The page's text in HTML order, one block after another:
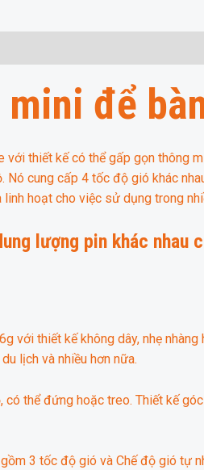
để
thiết kế có thể gấp gọn thông
cung cấp 4 tốc độ gió khác
hoạt cho việc sử dụng trong
lượng pin khác nhau
với thiết kế không dây, nhẹ
lịch và nhiều hơn nữa.
thể đứng hoặc treo. Thiết kế
3 tốc độ gió và Chế độ gió